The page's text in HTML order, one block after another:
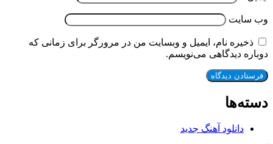
وب‌ سایت
ذخیره نام، ایمیل و وبسایت من در مرورگر برای زمانی که
دوباره دیدگاهی می‌نویسم.
دسته‌ها
دانلود آهنگ جدید